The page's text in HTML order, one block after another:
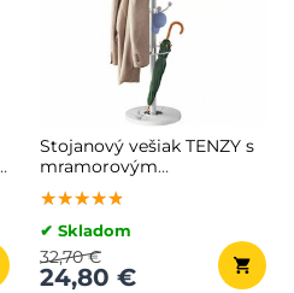
Stojanový vešiak TENZY s
mramorovým
podstavcom, 37x173cm,
biela
★★★★★
★★★★★
★★★★★
✔ Skladom
24,80 €
32,70 €